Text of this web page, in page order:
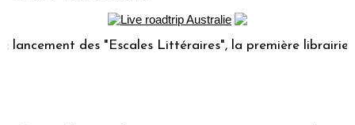
des "Escales Littéraires", la première librairie du